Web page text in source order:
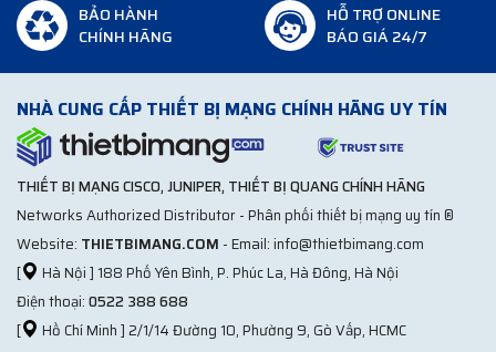
BẢO HÀNH
CHÍNH HÃNG
HỖ TRỢ ONLINE
BÁO GIÁ 24/7
NHÀ CUNG CẤP THIẾT BỊ MẠNG CHÍNH HÃNG UY TÍN
THIẾT BỊ MẠNG CISCO, JUNIPER, THIẾT BỊ QUANG CHÍNH HÃNG
Networks Authorized Distributor - Phân phối thiết bị mạng uy tín ®
Website: THIETBIMANG.COM - Email: info@thietbimang.com
[
Hà Nội ] 188 Phố Yên Bình, P. Phúc La, Hà Đông, Hà Nội
Điện thoại:0522 388 688
[
Hồ Chí Minh ] 2/1/14 Đường 10, Phường 9, Gò Vấp, HCMC